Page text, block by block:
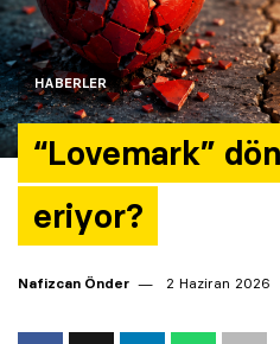
HABERLER
“Lovemark”
eriyor?
Nafizcan Önder 2 Haziran 2026